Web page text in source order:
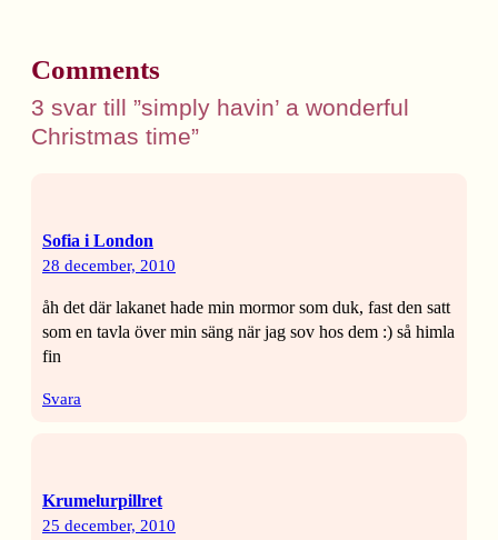
Comments
3 svar till ”simply havin’ a wonderful
Christmas time”
Sofia i London
28 december, 2010
åh det där lakanet hade min mormor som duk, fast den satt
som en tavla över min säng när jag sov hos dem :) så himla
fin
Svara
Krumelurpillret
25 december, 2010